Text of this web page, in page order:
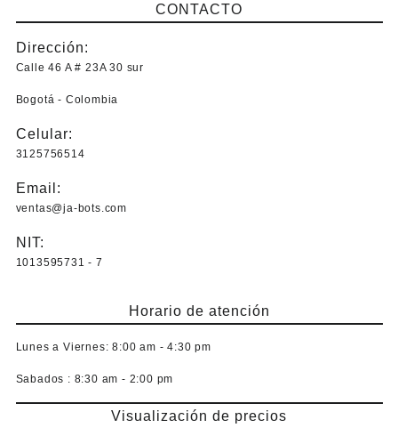
CONTACTO
Dirección:
Calle 46 A # 23A 30 sur
Bogotá - Colombia
Celular:
3125756514
Email:
ventas@ja-bots.com
NIT:
1013595731 - 7
Horario de atención
Lunes a Viernes: 8:00 am - 4:30 pm
Sabados : 8:30 am - 2:00 pm
Visualización de precios